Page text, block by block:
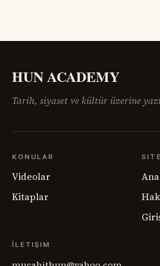
HUN ACADEMY
Tarih, siyaset ve kültür üzerine
KONULAR
Videolar
Kitaplar
SITE
İLETIŞIM